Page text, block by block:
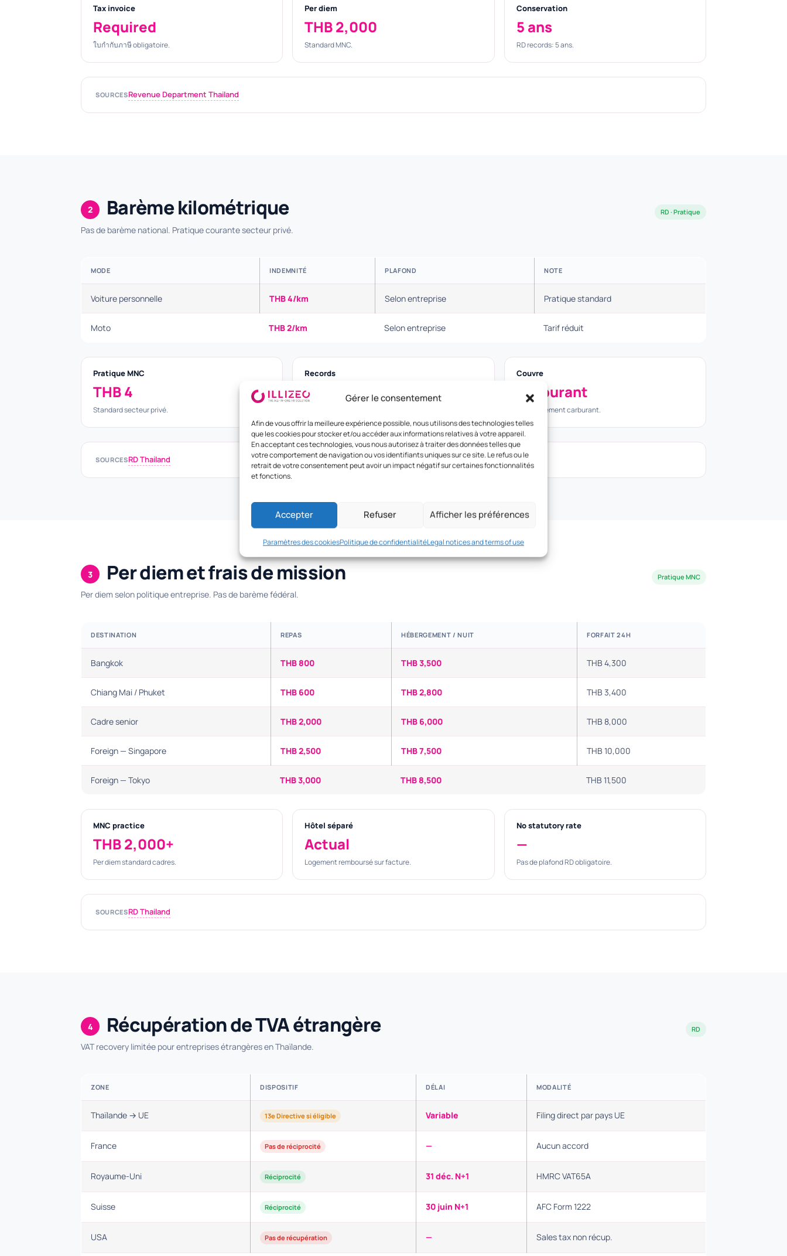
Gérer le consentement
Afin de vous offrir la meilleure expérience possible, nous utilisons des technologies telles
que les cookies pour stocker et/ou accéder aux informations relatives à votre appareil.
En acceptant ces technologies, vous nous autorisez à traiter des données telles que
votre comportement de navigation ou vos identifiants uniques sur ce site. Le refus ou le
retrait de votre consentement peut avoir un impact négatif sur certaines fonctionnalités
et fonctions.
Accepter Refuser Afficher les préférences
Paramètres des cookiesPolitique de confidentialitéLegal notices and terms of use
Tax invoice
Required
ใบกำกับภาษี obligatoire.
Per diem
THB 2,000
Standard MNC.
Conservation
5 ans
RD records: 5 ans.
SOURCESRevenue Department Thailand
2 Barème kilométrique
Pas de barème national. Pratique courante secteur privé.
RD · Pratique
MODE INDEMNITÉ PLAFOND NOTE
Voiture personnelle THB 4/km Selon entreprise Pratique standard
Moto THB 2/km Selon entreprise Tarif réduit
Pratique MNC
THB 4
Standard secteur privé.
Records
Logbook
Couvre
Carburant
Principalement carburant.
SOURCESRD Thailand
3 Per diem et frais de mission
Per diem selon politique entreprise. Pas de barème fédéral.
Pratique MNC
DESTINATION REPAS HÉBERGEMENT / NUIT FORFAIT 24H
Bangkok THB 800 THB 3,500 THB 4,300
Chiang Mai / Phuket THB 600 THB 2,800 THB 3,400
Cadre senior THB 2,000 THB 6,000 THB 8,000
Foreign — Singapore THB 2,500 THB 7,500 THB 10,000
Foreign — Tokyo THB 3,000 THB 8,500 THB 11,500
MNC practice
THB 2,000+
Per diem standard cadres.
Hôtel séparé
Actual
Logement remboursé sur facture.
No statutory rate
—
Pas de plafond RD obligatoire.
SOURCESRD Thailand
4 Récupération de TVA étrangère
VAT recovery limitée pour entreprises étrangères en Thaïlande.
RD
ZONE DISPOSITIF DÉLAI MODALITÉ
Thaïlande → UE 13e Directive si éligible Variable Filing direct par pays UE
France Pas de réciprocité — Aucun accord
Royaume-Uni Réciprocité 31 déc. N+1 HMRC VAT65A
Suisse Réciprocité 30 juin N+1 AFC Form 1222
USA Pas de récupération — Sales tax non récup.